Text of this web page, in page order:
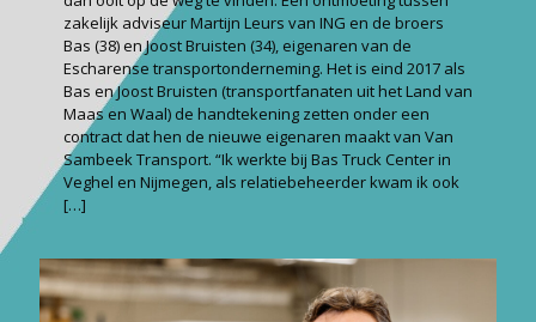
zakelijk adviseur Martijn Leurs van ING en de broers
Bas (38) en Joost Bruisten (34), eigenaren van de
Escharense transportonderneming. Het is eind 2017 als
Bas en Joost Bruisten (transportfanaten uit het Land van
Maas en Waal) de handtekening zetten onder een
contract dat hen de nieuwe eigenaren maakt van Van
Sambeek Transport. “Ik werkte bij Bas Truck Center in
Veghel en Nijmegen, als relatiebeheerder kwam ik ook
[…]